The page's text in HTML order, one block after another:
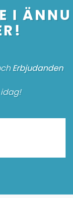
I ÄNNU
Erbjudanden